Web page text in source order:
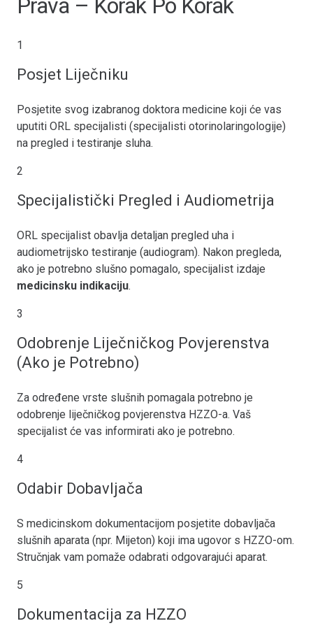
Prava – Korak Po Korak
1
Posjet Liječniku
Posjetite svog izabranog doktora medicine koji će vas
uputiti ORL specijalisti (specijalisti otorinolaringologije)
na pregled i testiranje sluha.
2
Specijalistički Pregled i Audiometrija
ORL specijalist obavlja detaljan pregled uha i
audiometrijsko testiranje (audiogram). Nakon pregleda,
ako je potrebno slušno pomagalo, specijalist izdaje
medicinsku indikaciju.
3
Odobrenje Liječničkog Povjerenstva
(Ako je Potrebno)
Za određene vrste slušnih pomagala potrebno je
odobrenje liječničkog povjerenstva HZZO-a. Vaš
specijalist će vas informirati ako je potrebno.
4
Odabir Dobavljača
S medicinskom dokumentacijom posjetite dobavljača
slušnih aparata (npr. Mijeton) koji ima ugovor s HZZO-om.
Stručnjak vam pomaže odabrati odgovarajući aparat.
5
Dokumentacija za HZZO